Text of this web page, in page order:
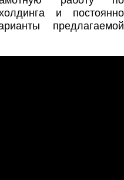
и постоянно
предлагаемой